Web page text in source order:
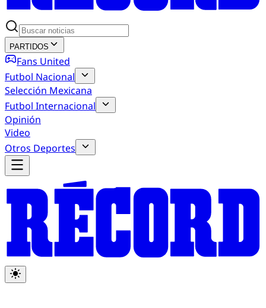
PARTIDOS
Fans United
Futbol Nacional
Selección Mexicana
Futbol Internacional
Opinión
Video
Otros Deportes